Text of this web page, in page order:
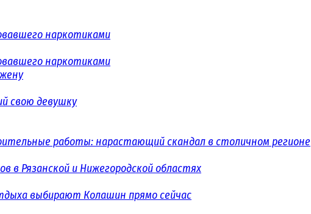
наркотиками
наркотиками
свою девушку
работы: нарастающий скандал в столичном регионе
Рязанской и Нижегородской областях
выбирают Колашин прямо сейчас